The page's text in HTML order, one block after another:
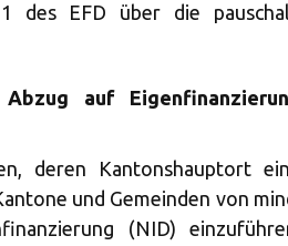
des EFD über die
auf
deren Kantonshauptort
und Gemeinden von
(NID)